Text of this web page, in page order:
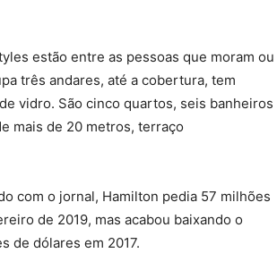
estão entre as pessoas que moram ou
três andares, até a cobertura, tem
vidro. São cinco quartos, seis banheiros
mais de 20 metros, terraço
com o jornal, Hamilton pedia 57 milhões
de 2019, mas acabou baixando o
de dólares em 2017.